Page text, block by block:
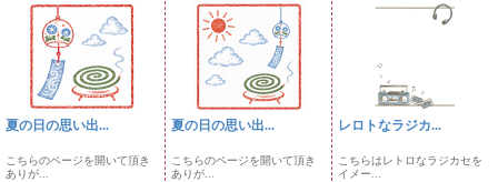
夏の日の思い出...
こちらのページを開いて頂き
ありが...
夏の日の思い出...
こちらのページを開いて頂き
ありが...
レロトなラジカ...
こちらはレトロなラジカセを
イメー...